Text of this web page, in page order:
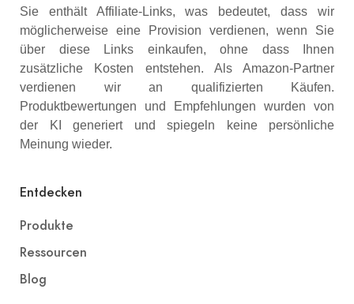
Sie enthält Affiliate-Links, was bedeutet, dass wir
möglicherweise eine Provision verdienen, wenn Sie
über diese Links einkaufen, ohne dass Ihnen
zusätzliche Kosten entstehen. Als Amazon-Partner
verdienen wir an qualifizierten Käufen.
Produktbewertungen und Empfehlungen wurden von
der KI generiert und spiegeln keine persönliche
Meinung wieder.
Entdecken
Produkte
Ressourcen
Blog